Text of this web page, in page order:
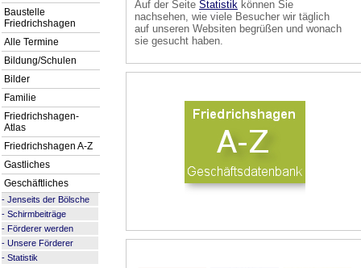
Baustelle
Friedrichshagen
Alle Termine
Bildung/Schulen
Bilder
Familie
Friedrichshagen-
Atlas
Friedrichshagen A-Z
Gastliches
Geschäftliches
- Jenseits der Bölsche
- Schirmbeiträge
- Förderer werden
- Unsere Förderer
- Statistik
Auf der Seite Statistik können Sie
nachsehen, wie viele Besucher wir täglich
auf unseren Websiten begrüßen und wonach
sie gesucht haben.